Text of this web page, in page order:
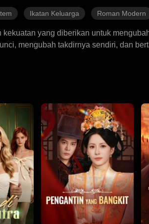
Ikatan Keluarga Roman Modern
yang diberikan untuk
mengubah takdirnya sendiri, dan